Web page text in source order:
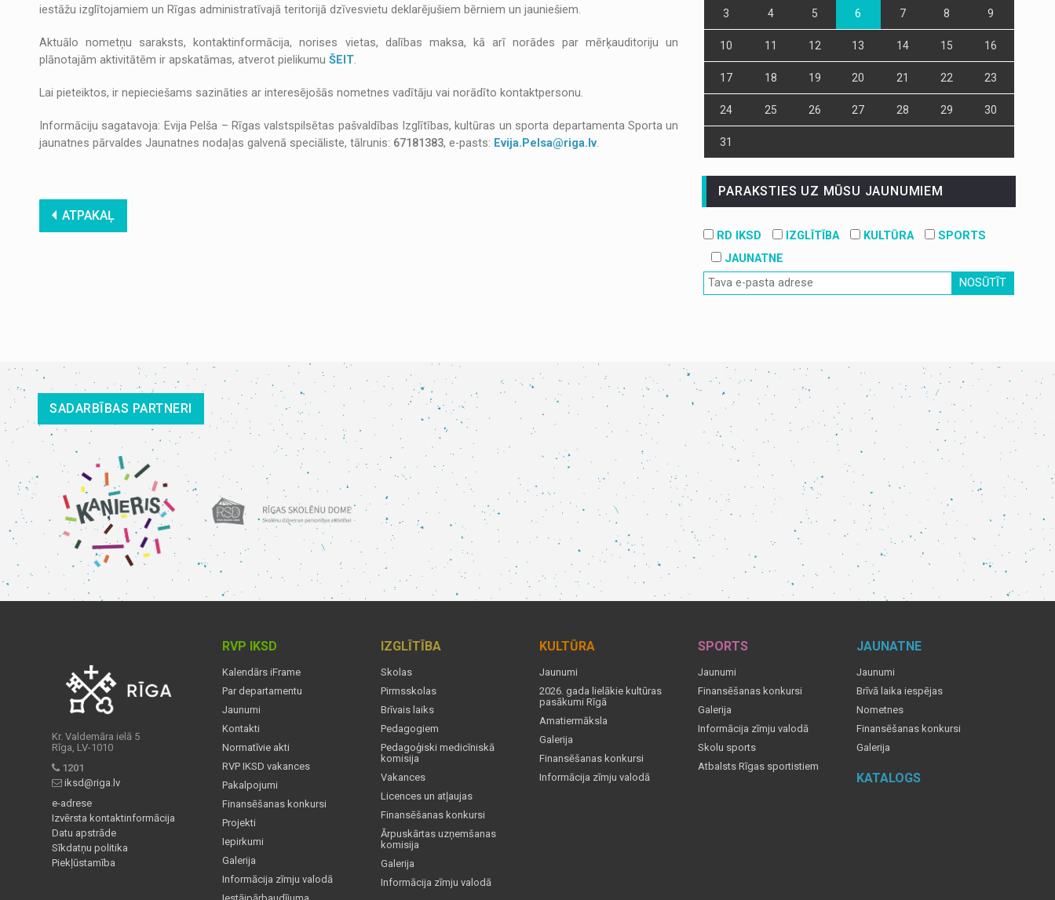
iestāžu izglītojamiem un Rīgas administratīvajā teritorijā dzīvesvietu deklarējušiem bērniem un jauniešiem.
Aktuālo nometņu saraksts, kontaktinformācija, norises vietas, dalības maksa, kā arī norādes par mērķauditoriju un
plānotajām aktivitātēm ir apskatāmas, atverot pielikumu ŠEIT.
Lai pieteiktos, ir nepieciešams sazināties ar interesējošās nometnes vadītāju vai norādīto kontaktpersonu.
Informāciju sagatavoja: Evija Pelša – Rīgas valstspilsētas pašvaldības Izglītības, kultūras un sporta departamenta Sporta un
jaunatnes pārvaldes Jaunatnes nodaļas galvenā speciāliste, tālrunis: 67181383, e-pasts: Evija.Pelsa@riga.lv.
ATPAKAĻ
3 4 5 6 7 8 9
10 11 12 13 14 15 16
17 18 19 20 21 22 23
24 25 26 27 28 29 30
31
PARAKSTIES UZ MŪSU JAUNUMIEM
RD IKSD IZGLĪTĪBA KULTŪRA
SPORTS
JAUNATNE
NOSŪTĪT
SADARBĪBAS PARTNERI
Kr. Valdemāra ielā 5
Rīga, LV-1010
1201
iksd@riga.lv
e-adrese
Izvērsta kontaktinformācija
Datu apstrāde
Sīkdatņu politika
Piekļūstamība
RVP IKSD
Kalendārs iFrame
Par departamentu
Jaunumi
Kontakti
Normatīvie akti
RVP IKSD vakances
Pakalpojumi
Finansēšanas konkursi
Projekti
Iepirkumi
Galerija
Informācija zīmju valodā
IZGLĪTĪBA
Skolas
Pirmsskolas
Brīvais laiks
Pedagogiem
Pedagoģiski medicīniskā
komisija
Vakances
Licences un atļaujas
Finansēšanas konkursi
Ārpuskārtas uzņemšanas
komisija
Galerija
Informācija zīmju valodā
KULTŪRA
Jaunumi
2026. gada lielākie kultūras
pasākumi Rīgā
Amatiermāksla
Galerija
Finansēšanas konkursi
Informācija zīmju valodā
SPORTS
Jaunumi
Finansēšanas konkursi
Galerija
Informācija zīmju valodā
Skolu sports
Atbalsts Rīgas sportistiem
JAUNATNE
Jaunumi
Brīvā laika iespējas
Nometnes
Finansēšanas konkursi
Galerija
KATALOGS